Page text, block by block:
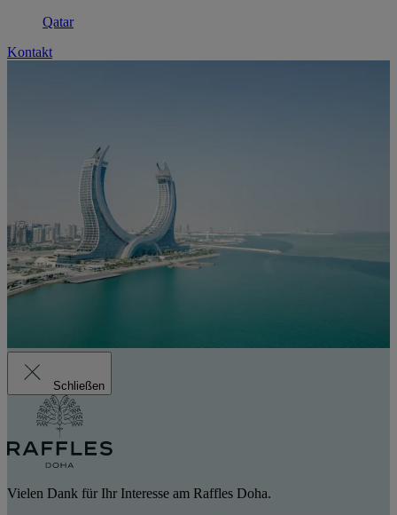
Qatar
Kontakt
Schließen
Vielen Dank für Ihr Interesse am Raffles Doha.